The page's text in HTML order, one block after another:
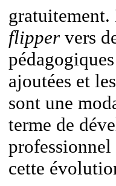
flippervers
ajoutées et
sont une
terme de
professionnel
cette